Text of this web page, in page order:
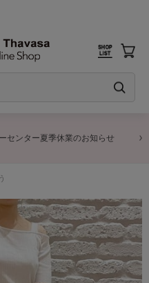
センター夏季休業のお知らせ